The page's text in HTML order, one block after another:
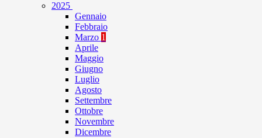
2025
Gennaio
Febbraio
Marzo 1
Aprile
Maggio
Giugno
Luglio
Agosto
Settembre
Ottobre
Novembre
Dicembre